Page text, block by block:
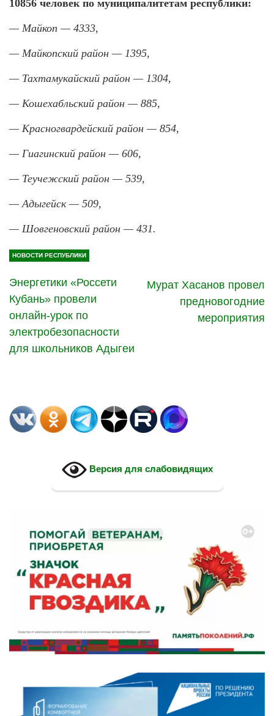
10856 человек по муниципалитетам республики:
— Майкоп — 4333,
— Майкопский район — 1395,
— Тахтамукайский район — 1304,
— Кошехабльский район — 885,
— Красногвардейский район — 854,
— Гиагинский район — 606,
— Теучежский район — 539,
— Адыгейск — 509,
— Шовгеновский район — 431.
НОВОСТИ РЕСПУБЛИКИ
Энергетики «Россети
Кубань» провели
онлайн-урок по
электробезопасности
для школьников Адыгеи
Мурат Хасанов провел
предновогодние
мероприятия
Версия для слабовидящих